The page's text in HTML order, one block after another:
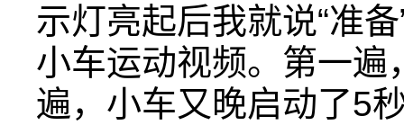
示灯亮起后我就说“准
小车运动视频。第一
遍，小车又晚启动了5